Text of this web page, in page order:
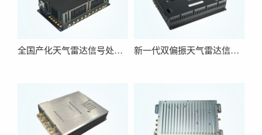
全国产化天气雷达信号处理器 新一代双偏振天气雷达信号处理器